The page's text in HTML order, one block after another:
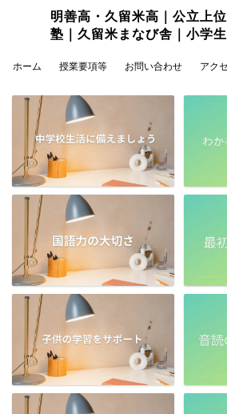
明善高・久留米高｜公立上
塾｜久留米まなび舎｜小学
ホーム 授業要項等 お問い合わせ アク